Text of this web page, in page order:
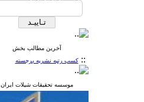
آخرین مطالب بخش
::کسب رتبه نشریه برجسته
موسسه تحقیقات شیلات ایران